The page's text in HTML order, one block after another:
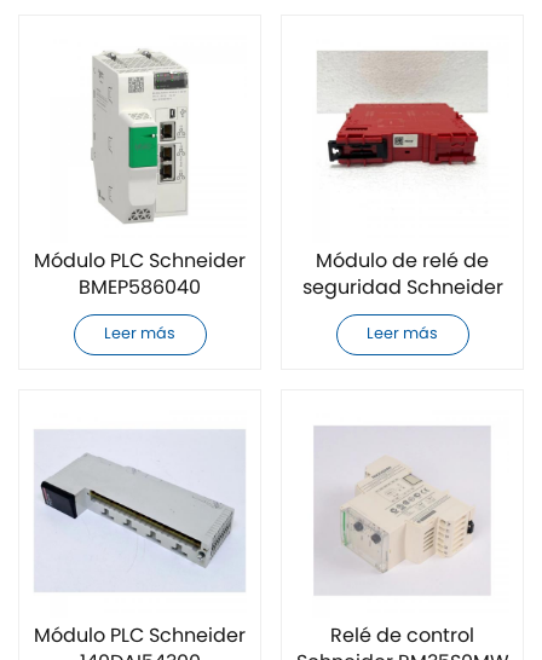
Módulo PLC Schneider
BMEP586040
completamente
nuevo
Leer más
Módulo de relé de
seguridad Schneider
XPSUS12AP
completamente
Leer más
Módulo PLC Schneider
Relé de control